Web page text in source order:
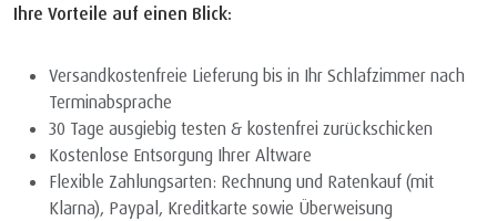
Ihre Vorteile auf einen Blick:
Versandkostenfreie Lieferung bis in Ihr Schlafzimmer nach
Terminabsprache
30 Tage ausgiebig testen & kostenfrei zurückschicken
Kostenlose Entsorgung Ihrer Altware
Flexible Zahlungsarten: Rechnung und Ratenkauf (mit
Klarna), Paypal, Kreditkarte sowie Überweisung